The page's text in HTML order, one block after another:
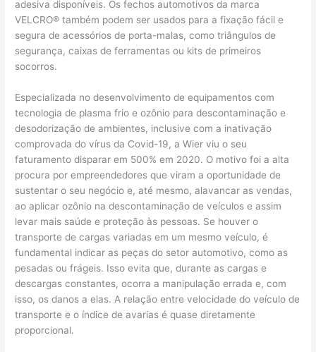
adesiva disponíveis. Os fechos automotivos da marca
VELCRO® também podem ser usados para a fixação fácil e
segura de acessórios de porta-malas, como triângulos de
segurança, caixas de ferramentas ou kits de primeiros
socorros.
Especializada no desenvolvimento de equipamentos com
tecnologia de plasma frio e ozônio para descontaminação e
desodorização de ambientes, inclusive com a inativação
comprovada do vírus da Covid-19, a Wier viu o seu
faturamento disparar em 500% em 2020. O motivo foi a alta
procura por empreendedores que viram a oportunidade de
sustentar o seu negócio e, até mesmo, alavancar as vendas,
ao aplicar ozônio na descontaminação de veículos e assim
levar mais saúde e proteção às pessoas. Se houver o
transporte de cargas variadas em um mesmo veículo, é
fundamental indicar as peças do setor automotivo, como as
pesadas ou frágeis. Isso evita que, durante as cargas e
descargas constantes, ocorra a manipulação errada e, com
isso, os danos a elas. A relação entre velocidade do veículo de
transporte e o índice de avarias é quase diretamente
proporcional.